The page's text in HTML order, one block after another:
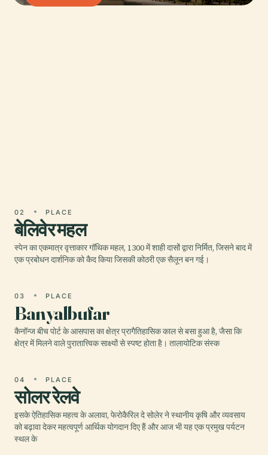
02 PLACE
बेलिवेर महल
स्पेन का एकमात्र वृत्ताकार गॉथिक महल, 1300 में शाही दासों द्वारा निर्मित, जिसने बाद में
एक प्रबोधन दार्शनिक को कैद किया जिसकी कोठरी एक सैलून बन गई।
03 PLACE
Banyalbufar
कैनॉन्ज बीच पोर्ट के आसपास का क्षेत्र प्रागैतिहासिक काल से बसा हुआ है, जैसा कि
क्षेत्र में मिलने वाले पुरातात्त्विक साक्ष्यों से स्पष्ट होता है। तालायोटिक संस्क
04 PLACE
सोलर रेलवे
इसके ऐतिहासिक महत्व के अलावा, फेरोकैरिल दे सोलेर ने स्थानीय कृषि और व्यवसाय
को बढ़ावा देकर महत्वपूर्ण आर्थिक योगदान दिए हैं और आज भी यह एक प्रमुख पर्यटन
स्थल के